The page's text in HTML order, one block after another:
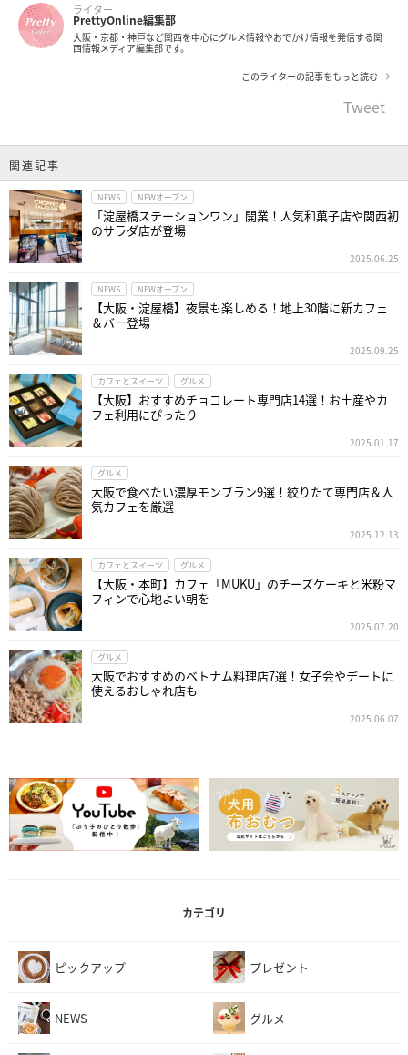
ライター
PrettyOnline編集部
大阪・京都・神戸など関西を中心にグルメ情報やおでかけ情報を発信する関
西情報メディア編集部です。
このライターの記事をもっと読む
Tweet
関連記事
NEWS NEWオープン
「淀屋橋ステーションワン」開業！人気和菓子店や関西初
のサラダ店が登場
2025.06.25
NEWS NEWオープン
【大阪・淀屋橋】夜景も楽しめる！地上30階に新カフェ
＆バー登場
2025.09.25
カフェとスイーツ グルメ
【大阪】おすすめチョコレート専門店14選！お土産やカ
フェ利用にぴったり
2025.01.17
グルメ
大阪で食べたい濃厚モンブラン9選！絞りたて専門店＆人
気カフェを厳選
2025.12.13
カフェとスイーツ グルメ
【大阪・本町】カフェ「MUKU」のチーズケーキと米粉マ
フィンで心地よい朝を
2025.07.20
グルメ
大阪でおすすめのベトナム料理店7選！女子会やデートに
使えるおしゃれ店も
2025.06.07
カテゴリ
ピックアップ プレゼント
NEWS グルメ